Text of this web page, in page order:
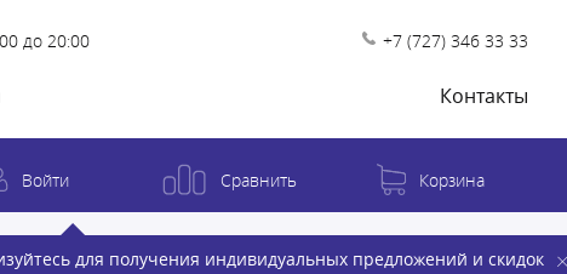
до 20:00 +7 (727) 346 33 33
Контакты
Войти
для получения индивидуальных предложений и скидок
Сравнить Корзина